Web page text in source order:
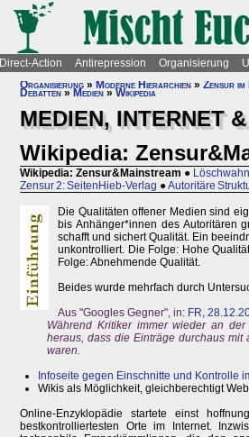
Direct-Action Antirepression Organisierung
Organisierung » Moderne Hierarchien » Zensur
Debatten » Medien » Wikipedia
MEDIEN, INTERNET
Wikipedia:
Wikipedia: Zensur&Mainstream ●
Zensur 2: SeitenHieb-Verlag ●Autoritäre
Die Qualitäten offener Medien sind
bis Anhänger*innen des Autoritären
schafft und sichert Qualität. Ein
unkontrolliert. Die Folge: Hohe
Folge: Abnehmende Qualität.
Beides wurde mehrfach durch
Aus "Googles Gegner", in: FR,
Während Kritiker immer wieder an
heraus, dass die Einträge durchaus
waren.
Infoseite gegen Einschnitte und Kontrolle
Wikis als Möglichkeit, gleichberechtigt
Online-Enzyklopädie startete einst
bestkontrolliertesten Orte im Internet.